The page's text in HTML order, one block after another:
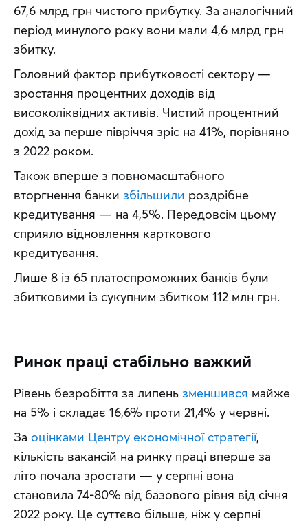
67,6 млрд грн чистого прибутку. За аналогічний
період минулого року вони мали 4,6 млрд грн
збитку.
Головний фактор прибутковості сектору —
зростання процентних доходів від
високоліквідних активів. Чистий процентний
дохід за перше півріччя зріс на 41%, порівняно
з 2022 роком.
Також вперше з повномасштабного
вторгнення банки збільшили роздрібне
кредитування — на 4,5%. Передовсім цьому
сприяло відновлення карткового
кредитування.
Лише 8 із 65 платоспроможних банків були
збитковими із сукупним збитком 112 млн грн.
Ринок праці стабільно важкий
Рівень безробіття за липень зменшився майже
на 5% і складає 16,6% проти 21,4% у червні.
За оцінками Центру економічної стратегії,
кількість вакансій на ринку праці вперше за
літо почала зростати — у серпні вона
становила 74-80% від базового рівня від січня
2022 року. Це суттєво більше, ніж у серпні